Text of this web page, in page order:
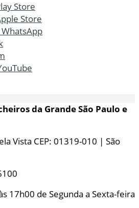
Store
Store
da Grande São Paulo e
Vista CEP: 01319-010 | São
17h00 de Segunda a Sexta-feira